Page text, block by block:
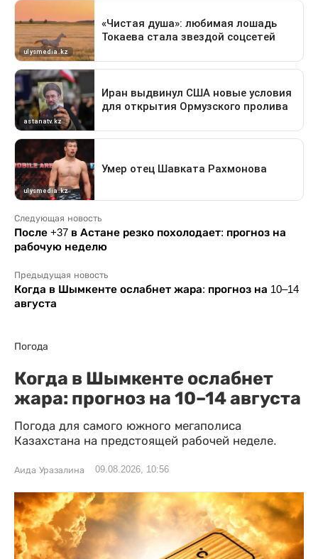
Следующая новость
После +37 в Астане резко похолодает: прогноз на
рабочую неделю
Предыдущая новость
Когда в Шымкенте ослабнет жара: прогноз на 10–14
августа
Погода
Когда в Шымкенте ослабнет
жара: прогноз на 10–14 августа
Погода для самого южного мегаполиса
Казахстана на предстоящей рабочей неделе.
Аида Уразалина 09.08.2026, 10:56